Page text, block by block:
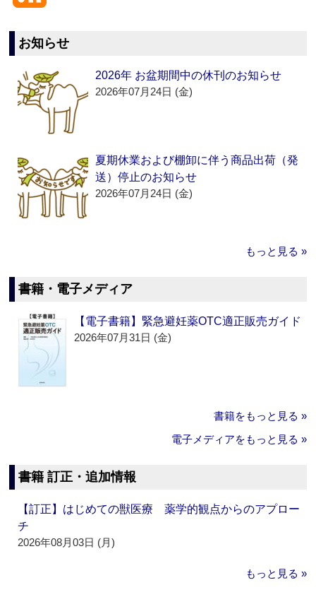
お知らせ
2026年 お盆期間中の休刊のお知らせ
2026年07月24日 (金)
夏期休業および棚卸に伴う商品出荷（発
送）停止のお知らせ
2026年07月24日 (金)
もっと見る »
書籍・電子メディア
【電子書籍】緊急避妊薬OTC適正販売ガイド
2026年07月31日 (金)
書籍をもっと見る »
電子メディアをもっと見る »
書籍 訂正・追加情報
【訂正】はじめての獣医療 薬学的観点からのアプロー
チ
2026年08月03日 (月)
もっと見る »